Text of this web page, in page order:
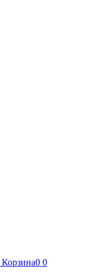
Корзина0 0